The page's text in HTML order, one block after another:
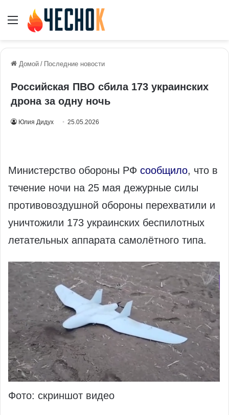
Меню
Домой / Последние новости
Российская ПВО сбила 173 украинских
дрона за одну ночь
Юлия Дидух 25.05.2026
Министерство обороны РФ сообщило, что в
течение ночи на 25 мая дежурные силы
противовоздушной обороны перехватили и
уничтожили 173 украинских беспилотных
летательных аппарата самолётного типа.
Фото: скриншот видео